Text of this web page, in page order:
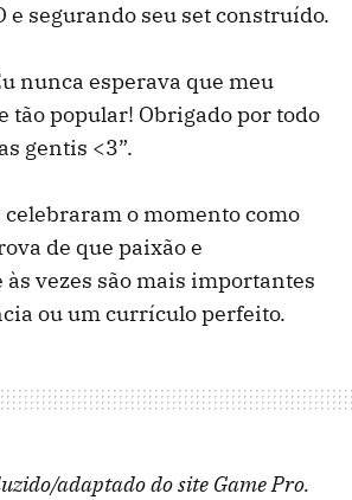
e segurando seu set construído.
nunca esperava que meu
tão popular! Obrigado por todo
gentis <3”.
o momento como
de que paixão e
vezes são mais importantes
ou um currículo perfeito.
adaptado do site Game Pro.